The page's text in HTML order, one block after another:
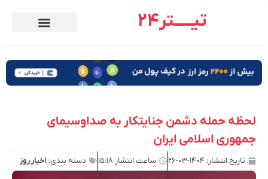
تیـــــتر24
لحظه حمله دشمن جنایتکار به صداوسیمای
جمهوری اسلامی ایران
تاریخ انتشار: ۱۴۰۴-۰۳-۲۶ ساعت انتشار ۱۵:۱۸ دسته بندی: اخبار روز